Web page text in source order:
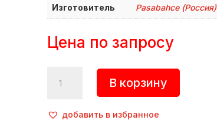
Изготовитель Pasabahce (Россия)
Цена по запросу
товара
«Бахус»,
В корзину
добавить в избранное